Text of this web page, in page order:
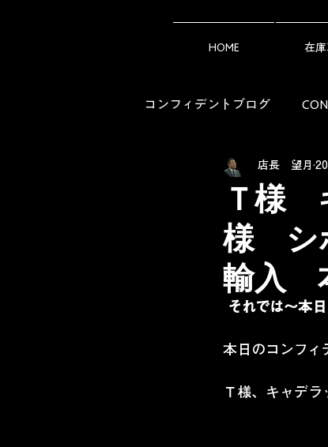
HOME 在庫
コンフィデントブログ
アメ車ライフの知恵袋（
Ｔ様
様 シ
輸入
店長 望月
それでは～本
本日のコンフィ
Ｔ様、キャデ